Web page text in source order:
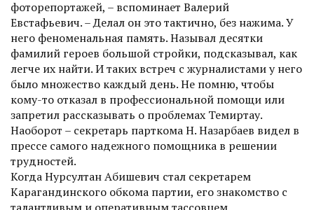
фоторепортажей, – вспоминает Валерий
Евстафьевич. – Делал он это тактично, без нажима. У
него феноменальная память. Называл десятки
фамилий героев большой стройки, подсказывал, как
легче их найти. И таких встреч с журналистами у него
было множество каждый день. Не помню, чтобы
кому-то отказал в профессиональной помощи или
запретил рассказывать о проблемах Темиртау.
Наоборот – секретарь парткома Н. Назарбаев видел в
прессе самого надежного помощника в решении
трудностей.
Когда Нурсултан Абишевич стал секретарем
Карагандинского обкома партии, его знакомство с